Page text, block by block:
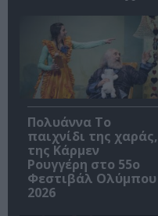
Πολυάννα Το
παιχνίδι της χαράς,
της Κάρμεν
Ρουγγέρη στο 55ο
Φεστιβάλ Ολύμπου
2026